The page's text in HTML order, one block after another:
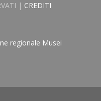
| CREDITI
regionale Musei